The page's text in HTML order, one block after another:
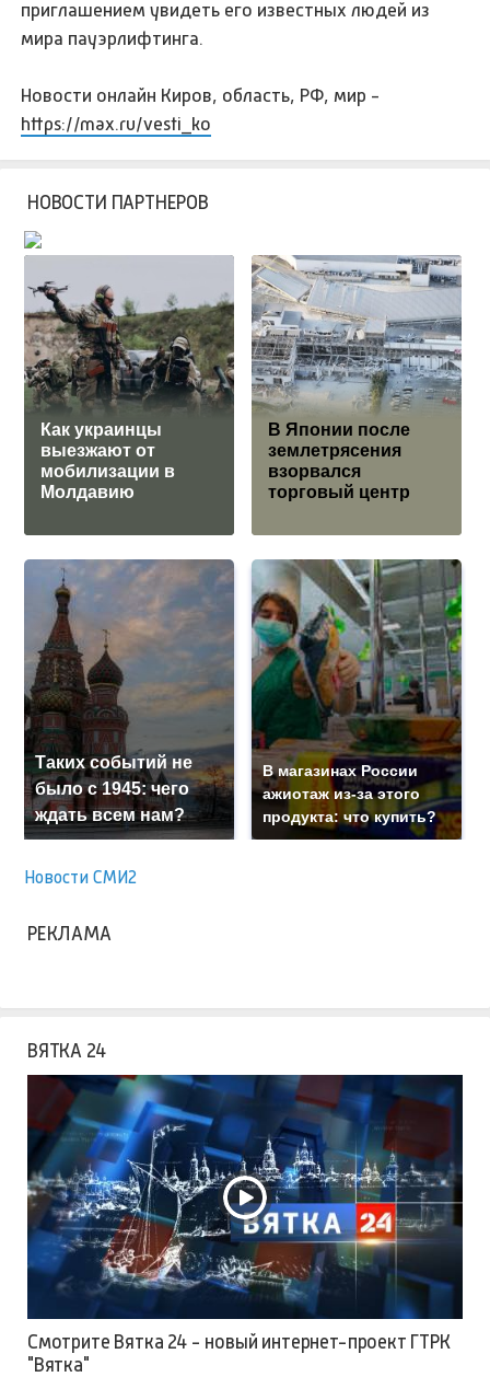
приглашением увидеть его известных людей из
мира пауэрлифтинга.
Новости онлайн Киров, область, РФ, мир -
https://max.ru/vesti_ko
НОВОСТИ ПАРТНЕРОВ
Как украинцы
выезжают от
мобилизации в
Молдавию
В Японии после
землетрясения
взорвался
торговый центр
Таких событий не
было с 1945: чего
ждать всем нам?
В магазинах России
ажиотаж из-за этого
продукта: что купить?
Новости СМИ2
РЕКЛАМА
ВЯТКА 24
Смотрите Вятка 24 - новый интернет-проект ГТРК
"Вятка"